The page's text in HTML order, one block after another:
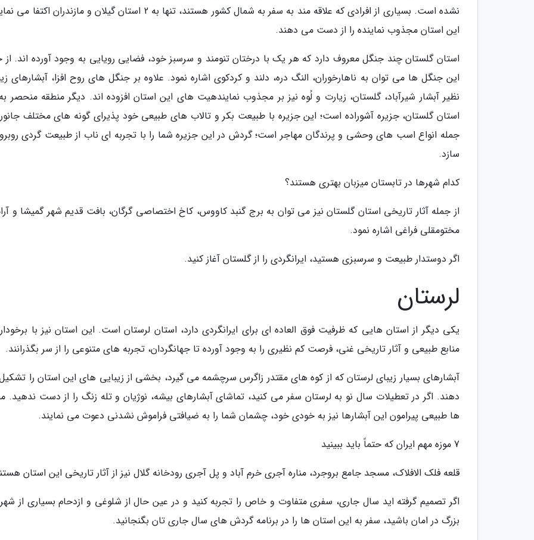
نشده است. بسیاری از افرادی که علاقه مند به سفر به شمال کشور هستند، تنها به 2 استان گیلان و مازندران
این استان مجذوب نماینده را از دست می دهند.
استان گلستان چند جنگل معروف دارد که هر یک با درختان تنومند و سرسبز خود، فضایی رویایی به وجود آورده اند. از
این جنگل ها می توان به ناهارخوران، النگ دره، دلند و کردکوی اشاره نمود. علاوه بر جنگل های روح افزا، آبشارهای
نظیر آبشار شیرآباد، گلستان، زیارت و لُوه نیز بر مجذوب نمایندهیت های این استان افزوده اند. دیگر منطقه منحصر
استان گلستان، جزیره آشوراده است؛ این جزیره با طبیعت بکر و تالاب های طبیعی خود پذیرای گونه های مختلف
جمله انواع اسب های وحشی و پرندگان مهاجر است؛ گردش در این جزیره شما را با تجربه ای ناب از طبیعت گردی
سازد.
کدام شهرها در تابستان میزبان بهتری هستند؟
از جمله آثار تاریخی استان گلستان نیز می توان به برج گنبد کاووس، کاخ اختصاصی گرگان، بافت قدیم شهر گمیشا و
مختومقلی فراغی اشاره نمود.
اگر دوستدار طبیعت و سرسبزی هستید، ایرانگردی را از گلستان آغاز کنید.
لرستان
یکی دیگر از استان هایی که ظرفیت فوق العاده ای برای ایرانگردی دارد، استان لرستان است. این استان نیز با
منابع طبیعی و آثار تاریخی غنی، فرصت کم نظیری را به وجود آورده تا جهانگردان، تجربه های متنوعی را از سر بگذرانند.
آبشارهای بسیار زیبای لرستان که از کوه های مقتدر زاگرس سرچشمه می گیرد، بخشی از زیبایی های این استان را
دهند. اگر در تعطیلات سال نو به لرستان سفر می کنید، تماشای آبشارهای بیشه، نوژیان و تله زنگ را از دست ندهید.
ها طبیعی پیرامون این آبشارها نیز به خودی خود، چشمان شما را به ضیافتی فراموش نشدنی دعوت می نمایند.
7 موزه مهم ایران که حتماً باید ببینید
قلعه فلک الافلاک، مسجد جامع بروجرد، مناره آجری خرم آباد و پل آجری رودخانه گلال نیز از آثار تاریخی این استان
اگر تصمیم گرفته اید سال جاری، سفری متفاوت و خاص را تجربه کنید و در عین حال از شلوغی و ازدحام بسیاری از
بزرگ در امان باشید، سفر به این استان ها را در برنامه گردش های سال جاری تان بگنجانید.